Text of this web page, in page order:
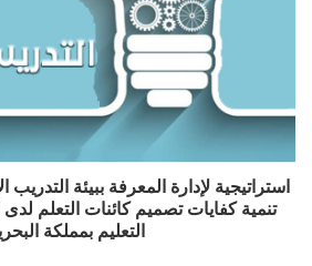
استراتيجية لإدارة المعرفة ببيئة التدريب
تنمية كفايات تصميم كائنات التعلم
التعليم بمملكة